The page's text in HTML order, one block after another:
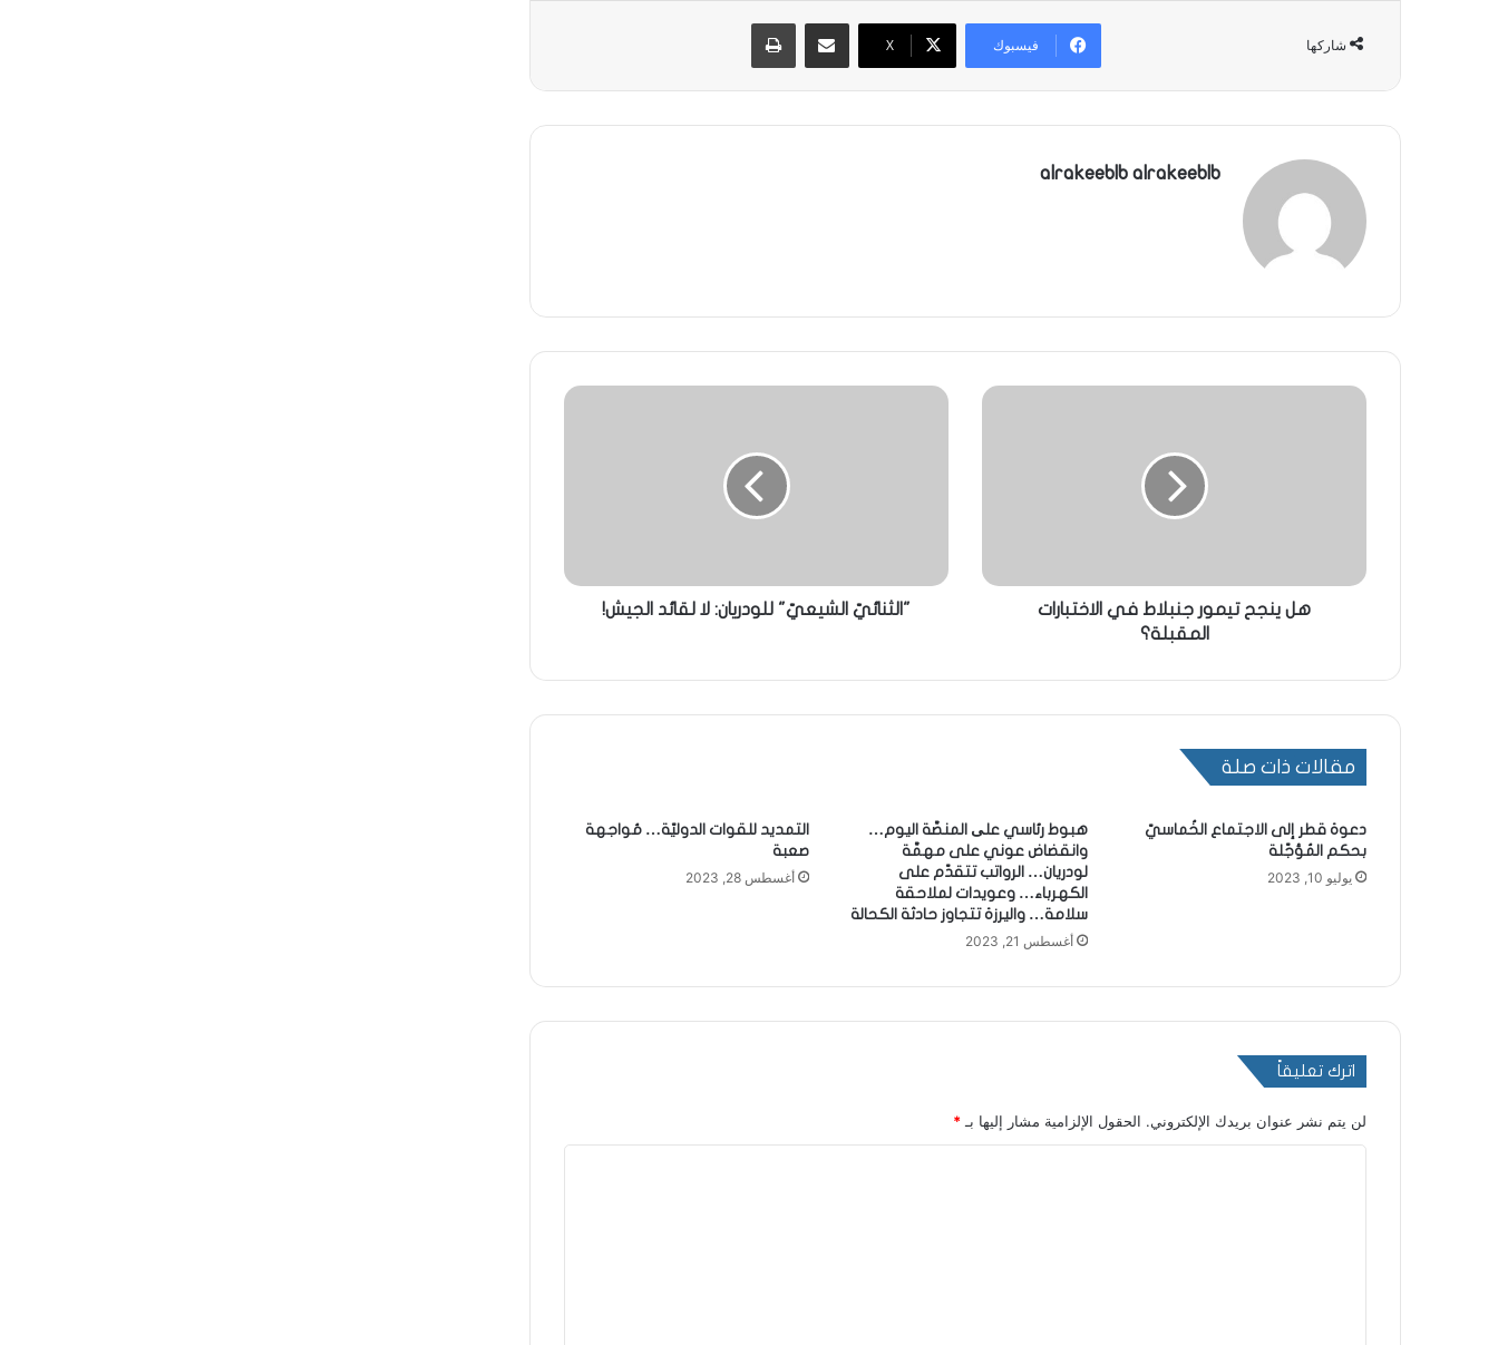
شاركها فيسبوك X
مشاركة عبر البريد طباعة
alrakeeblb alrakeeblb
هل ينجح تيمور جنبلاط في الاختبارات
المقبلة؟
"الثنائيّ الشيعيّ" للودريان: لا لقائد الجيش!
مقالات ذات صلة
دعوة قطر إلى الاجتماع الخُماسيّ
بحكم المُؤجّلة
يوليو 10, 2023
هبوط رئاسي علی المنصَّة اليوم…
وانقضاض عوني على مهمَّة
لودريان… الرواتب تتقدّم على
الكهرباء… وعويدات لملاحقة
سلامة… واليرزة تتجاوز حادثة الكحالة
أغسطس 21, 2023
التمديد للقوات الدوليّة… مُواجهة
صعبة
أغسطس 28, 2023
اترك تعليقاً
لن يتم نشر عنوان بريدك الإلكتروني. الحقول الإلزامية مشار إليها بـ *